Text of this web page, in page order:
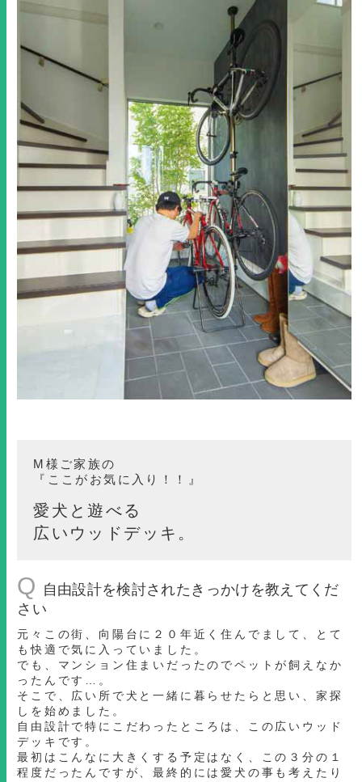
M様ご家族の
『ここがお気に入り！！』
愛犬と遊べる
広いウッドデッキ。
Q 自由設計を検討されたきっかけを教えてくだ
さい
元々この街、向陽台に２０年近く住んでまして、とて
も快適で気に入っていました。
でも、マンション住まいだったのでペットが飼えなか
ったんです…。
そこで、広い所で犬と一緒に暮らせたらと思い、家探
しを始めました。
自由設計で特にこだわったところは、この広いウッド
デッキです。
最初はこんなに大きくする予定はなく、この３分の１
程度だったんですが、最終的には愛犬の事も考えたり